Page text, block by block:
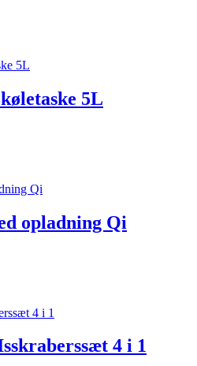
5L
opladning Qi
4 i 1